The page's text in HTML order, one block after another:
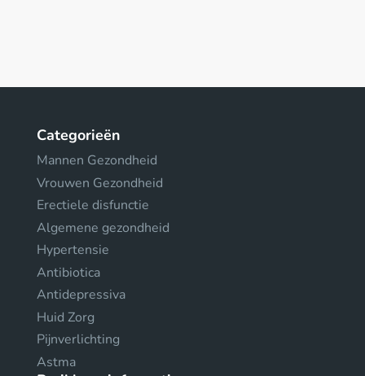
Categorieën
Mannen Gezondheid
Vrouwen Gezondheid
Erectiele disfunctie
Algemene gezondheid
Hypertensie
Antibiotica
Antidepressiva
Huid Zorg
Pijnverlichting
Astma